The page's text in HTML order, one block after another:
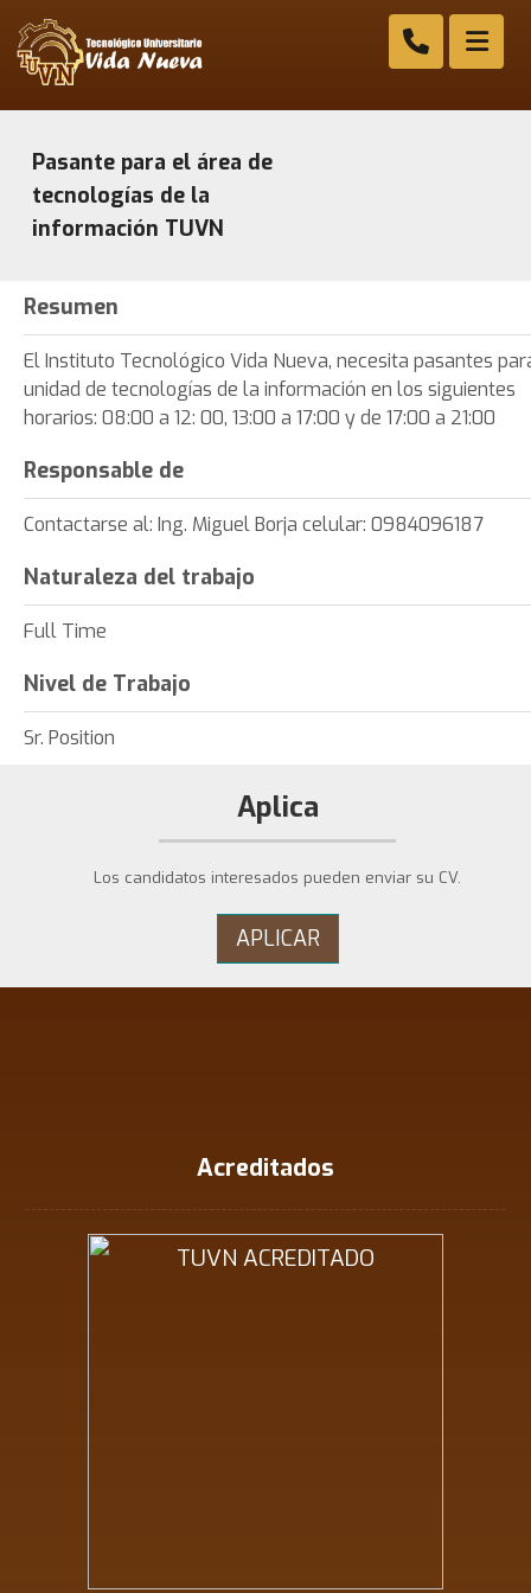
Pasante para el área de
tecnologías de la
información TUVN
Resumen
El Instituto Tecnológico Vida Nueva, necesita pasantes
unidad de tecnologías de la información en los siguientes
horarios: 08:00 a 12: 00, 13:00 a 17:00 y de 17:00 a 21:00
Responsable de
Contactarse al: Ing. Miguel Borja celular: 0984096187
Naturaleza del trabajo
Full Time
Nivel de Trabajo
Sr. Position
Aplica
Los candidatos interesados ​​pueden enviar su CV.
APLICAR
Acreditados